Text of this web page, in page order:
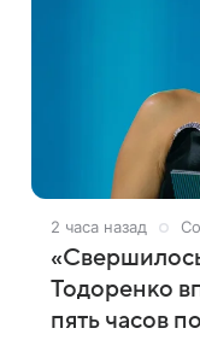
2 часа назад
Тодоренко
пять часов